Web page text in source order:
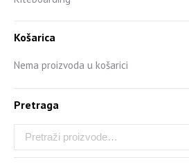
Košarica
Nema proizvoda u košarici
Pretraga